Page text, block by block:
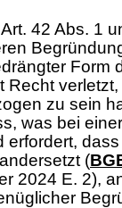
Art. 42 Abs. 1
Form
Recht verletzt,
zu sein
was bei
(
2024 E. 2),